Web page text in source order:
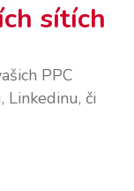
sítích
PPC
Linkedinu, či